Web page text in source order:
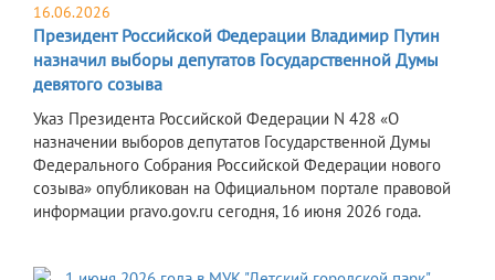
16.06.2026
Президент Российской Федерации Владимир Путин
назначил выборы депутатов Государственной Думы
девятого созыва
Указ Президента Российской Федерации N 428 «О
назначении выборов депутатов Государственной Думы
Федерального Собрания Российской Федерации нового
созыва» опубликован на Официальном портале правовой
информации pravo.gov.ru сегодня, 16 июня 2026 года.